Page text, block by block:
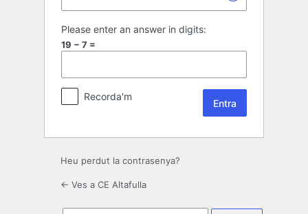
Please enter an answer in digits:
19 − 7 =
Recorda'm
Heu perdut la contrasenya?
← Ves a CE Altafulla